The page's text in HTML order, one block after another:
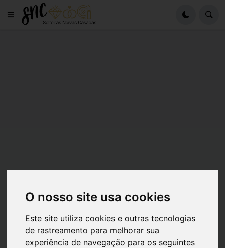
O nosso site usa cookies
Este site utiliza cookies e outras tecnologias
de rastreamento para melhorar sua
experiência de navegação para os seguintes